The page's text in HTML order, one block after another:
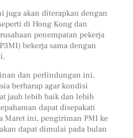
juga akan diterapkan dengan
di Hong Kong dan
penempatan pekerja
bekerja sama dengan
dan perlindungan ini,
berharap agar kondisi
jauh lebih baik dan lebih
dapat disepakati
Maret ini, pengiriman PMI ke
dapat dimulai pada bulan